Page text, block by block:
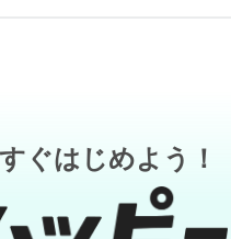
ぐはじめよう！